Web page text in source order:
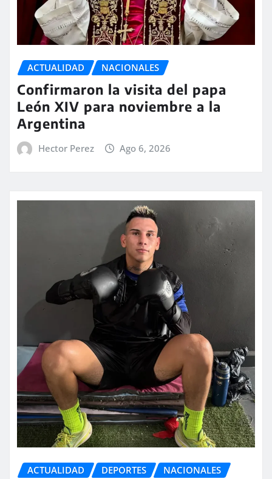
ACTUALIDAD NACIONALES
Confirmaron la visita del papa
León XIV para noviembre a la
Argentina
Hector Perez Ago 6, 2026
ACTUALIDAD DEPORTES NACIONALES